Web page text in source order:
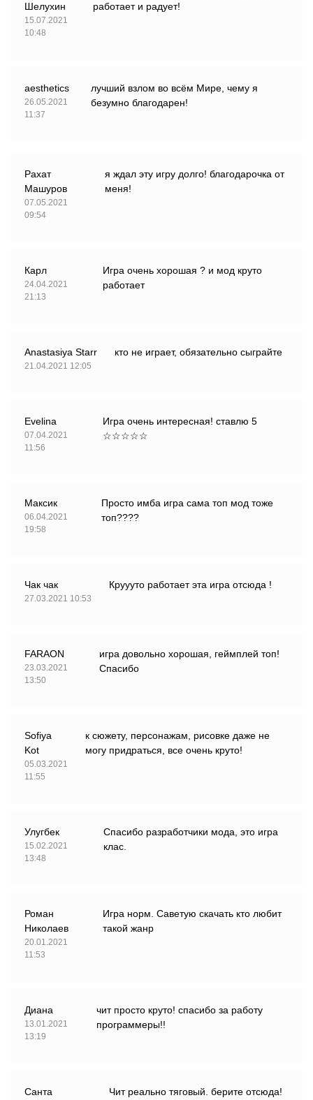
Шелухин
15.07.2021
10:48
работает и радует!
aesthetics
26.05.2021
11:37
лучший взлом во всём Мире, чему я
безумно благодарен!
Рахат
Машуров
07.05.2021
09:54
я ждал эту игру долго! благодарочка от
меня!
Карл
24.04.2021
21:13
Игра очень хорошая ? и мод круто
работает
Anastasiya Starr
21.04.2021 12:05
кто не играет, обязательно сыграйте
Evelina
07.04.2021
11:56
Игра очень интересная! ставлю 5
☆☆☆☆☆
Максик
06.04.2021
19:58
Просто имба игра сама топ мод тоже
топ????
Чак чак
27.03.2021 10:53
Круууто работает эта игра отсюда !
FARAON
23.03.2021
13:50
игра довольно хорошая, геймплей топ!
Спасибо
Sofiya
Kot
05.03.2021
11:55
к сюжету, персонажам, рисовке даже не
могу придраться, все очень круто!
Улугбек
15.02.2021
13:48
Спасибо разработчики мода, это игра
клас.
Роман
Николаев
20.01.2021
11:53
Игра норм. Саветую скачать кто любит
такой жанр
Диана
13.01.2021
13:19
чит просто круто! спасибо за работу
программеры!!
Санта Чит реально тяговый. берите отсюда!